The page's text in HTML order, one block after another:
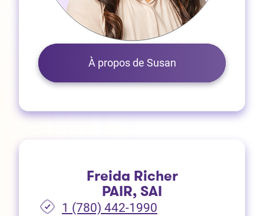
À propos de Susan
Freida Richer
PAIR, SAI
1 (780) 442-1990